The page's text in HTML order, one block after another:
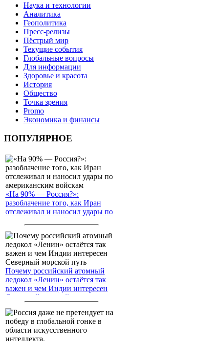
Наука и технологии
Аналитика
Геополитика
Пресс-релизы
Пёстрый мир
Текущие события
Глобальные вопросы
Для информации
Здоровье и красота
История
Общество
Точка зрения
Promo
Экономика и финансы
ПОПУЛЯРНОЕ
«На 90% — Россия?»:
разоблачение того, как Иран
отслеживал и наносил удары по
американским войскам
Почему российский атомный
ледокол «Ленин» остаётся так
важен и чем Индии интересен
Северный морской путь